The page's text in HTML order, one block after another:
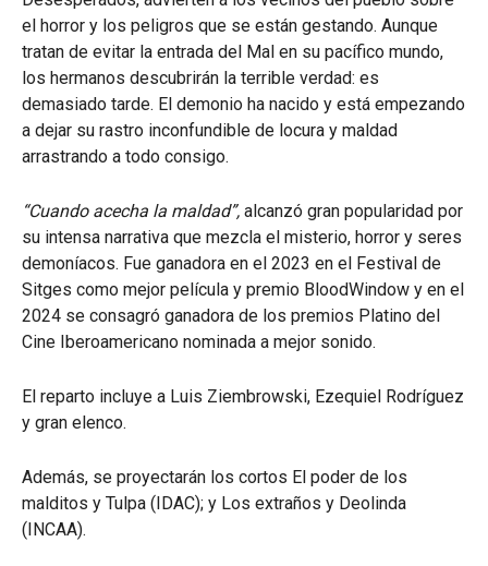
el horror y los peligros que se están gestando. Aunque
tratan de evitar la entrada del Mal en su pacífico mundo,
los hermanos descubrirán la terrible verdad: es
demasiado tarde. El demonio ha nacido y está empezando
a dejar su rastro inconfundible de locura y maldad
arrastrando a todo consigo.
“Cuando acecha la maldad”, alcanzó gran popularidad por
su intensa narrativa que mezcla el misterio, horror y seres
demoníacos. Fue ganadora en el 2023 en el Festival de
Sitges como mejor película y premio BloodWindow y en el
2024 se consagró ganadora de los premios Platino del
Cine Iberoamericano nominada a mejor sonido.
El reparto incluye a Luis Ziembrowski, Ezequiel Rodríguez
y gran elenco.
Además, se proyectarán los cortos El poder de los
malditos y Tulpa (IDAC); y Los extraños y Deolinda
(INCAA).